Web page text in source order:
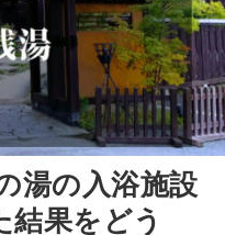
湯の入浴施設
結果をどう